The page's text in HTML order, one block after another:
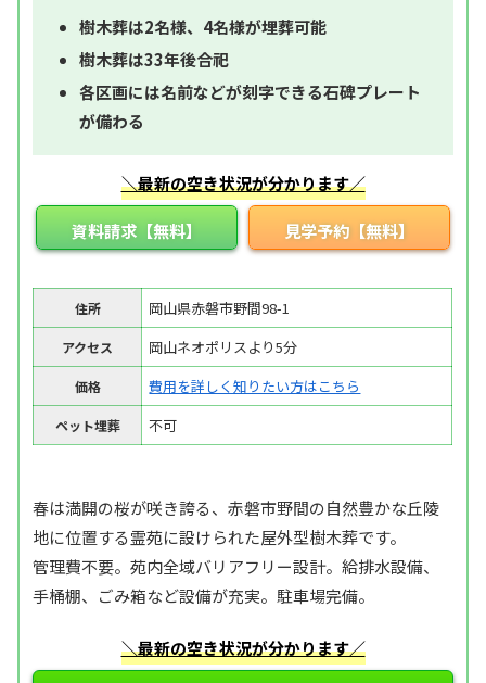
樹木葬は2名様、4名様が埋葬可能
樹木葬は33年後合祀
各区画には名前などが刻字できる石碑プレート
が備わる
＼最新の空き状況が分かります／
資料請求【無料】 見学予約【無料】
住所 岡山県赤磐市野間98-1
アクセス 岡山ネオポリスより5分
価格 費用を詳しく知りたい方はこちら
ペット埋葬 不可
春は満開の桜が咲き誇る、赤磐市野間の自然豊かな丘陵
地に位置する霊苑に設けられた屋外型樹木葬です。
管理費不要。苑内全域バリアフリー設計。給排水設備、
手桶棚、ごみ箱など設備が充実。駐車場完備。
＼最新の空き状況が分かります／